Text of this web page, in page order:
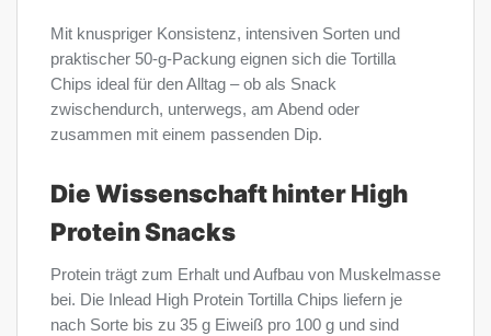
Mit knuspriger Konsistenz, intensiven Sorten und
praktischer 50-g-Packung eignen sich die Tortilla
Chips ideal für den Alltag – ob als Snack
zwischendurch, unterwegs, am Abend oder
zusammen mit einem passenden Dip.
Die Wissenschaft hinter High
Protein Snacks
Protein trägt zum Erhalt und Aufbau von Muskelmasse
bei. Die Inlead High Protein Tortilla Chips liefern je
nach Sorte bis zu 35 g Eiweiß pro 100 g und sind